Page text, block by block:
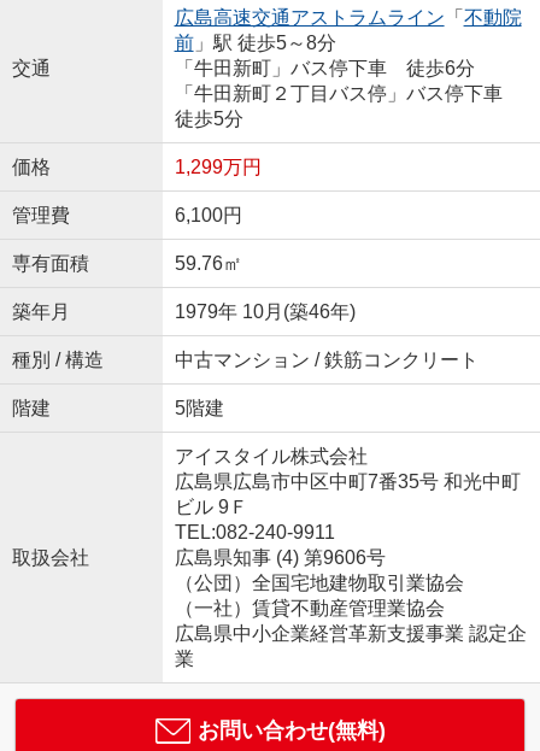
交通
広島高速交通アストラムライン 「 不動院
前」駅 徒歩5～8分
「牛田新町」バス停下車 徒歩6分
「牛田新町２丁目バス停」バス停下車
徒歩5分
価格 1,299万円
管理費 6,100円
専有面積 59.76㎡
築年月 1979年 10月(築46年)
種別 / 構造 中古マンション / 鉄筋コンクリート
階建 5階建
取扱会社
アイスタイル株式会社
広島県広島市中区中町7番35号 和光中町
ビル 9Ｆ
TEL:082-240-9911
広島県知事 (4) 第9606号
（公団）全国宅地建物取引業協会
（一社）賃貸不動産管理業協会
広島県中小企業経営革新支援事業 認定企
業
お問い合わせ(無料)